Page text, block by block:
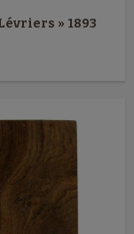
» 1893